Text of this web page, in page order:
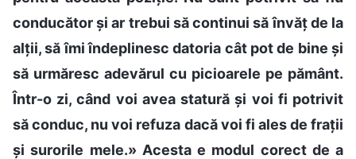
conducător și ar trebui să continui să învăț de la
alții, să îmi îndeplinesc datoria cât pot de bine și
să urmăresc adevărul cu picioarele pe pământ.
Într-o zi, când voi avea statură și voi fi potrivit
să conduc, nu voi refuza dacă voi fi ales de frații
și surorile mele.» Acesta e modul corect de a